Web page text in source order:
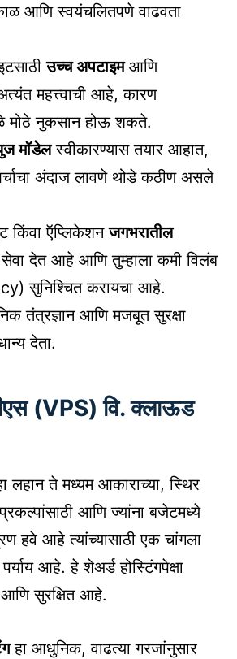
आणि स्वयंचलितपणे वाढवता
उच्च अपटाइमआणि
महत्त्वाची आहे, कारण
मोठे नुकसान होऊ शकते.
मॉडेलस्वीकारण्यास तयार आहात,
अंदाज लावणे थोडे कठीण असले
किंवा ऍप्लिकेशनजगभरातील
देत आहे आणि तुम्हाला कमी विलंब
सुनिश्चित करायचा आहे.
तंत्रज्ञान आणि मजबूत सुरक्षा
देता.
(VPS) वि. क्लाऊड
लहान ते मध्यम आकाराच्या, स्थिर
आणि ज्यांना बजेटमध्ये
हवे आहे त्यांच्यासाठी एक चांगला
आहे. हे शेअर्ड होस्टिंगपेक्षा
सुरक्षित आहे.
हा आधुनिक, वाढत्या गरजांनुसार